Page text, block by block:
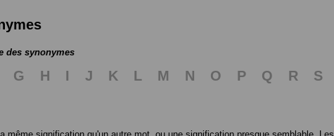
des synonymes
G H I J K L M N O P Q R S
même signification qu'un autre mot, ou une signification presque semblable. Les